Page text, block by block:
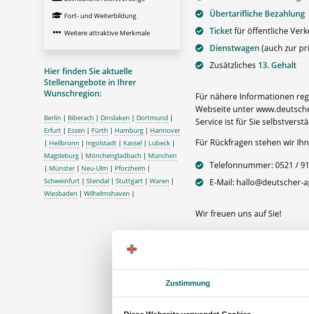
Zustimmung
Übertarifliche Bezahlung
Ticketfür öffentliche
Dienstwagen (auch zur
Zusätzliches 13. Gehalt
Für nähere Informationen
Webseite unter
Service ist für Sie
Für Rückfragen stehen wir
Telefonnummer: 0521 /
E-Mail: hallo@deutscher-
Wir freuen uns auf Sie!
01993 Landkreis
Fort- und Weiterbildung
Weitere attraktive Merkmale
Hier finden Sie aktuelle
Stellenangebote in Ihrer
Wunschregion:
Berlin | Biberach | Dinslaken | Dortmund |
Erfurt | Essen | Fürth | Hamburg | Hannover
| Heilbronn | Ingolstadt | Kassel | Lübeck |
Magdeburg | Mönchengladbach | München
| Münster | Neu-Ulm | Pforzheim |
Schweinfurt | Stendal | Stuttgart | Waren |
Wiesbaden | Wilhelmshaven |